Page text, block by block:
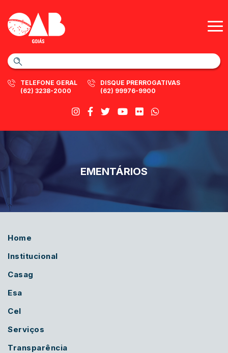
TELEFONE GERAL
(62) 3238-2000
DISQUE PRERROGATIVAS
(62) 99976-9900
EMENTÁRIOS
Home
Institucional
Casag
Esa
Cel
Serviços
Transparência